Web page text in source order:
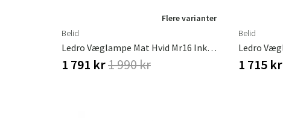
Flere varianter
Belid
Ledro Væglampe Mat Hvid Mr16 Inkl. Lyskilder
1 791 kr1 990 kr
Belid
1 715 kr